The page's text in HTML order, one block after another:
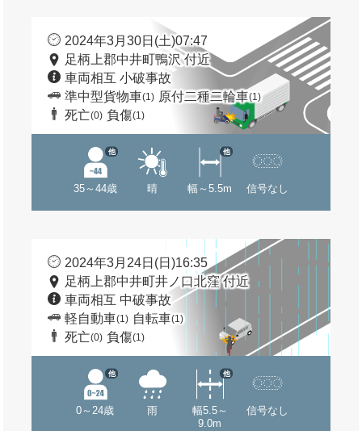
2024年3月30日(土)07:47
足柄上郡中井町鴨沢 付近
車両相互 小破事故
準中型貨物車(1) 原付二種二輪車(1)
死亡(0) 負傷(1)
35～44歳
他
晴 幅～5.5m
他
信号なし
2024年3月24日(日)16:35
足柄上郡中井町井ノ口北窪 付近
車両相互 中破事故
軽自動車(1) 自転車(1)
死亡(0) 負傷(1)
0～24歳
他
雨
幅5.5～
9.0m
他
信号なし